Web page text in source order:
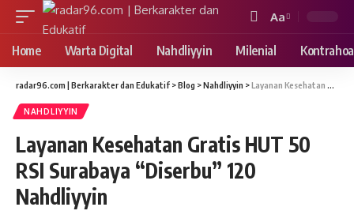
Font
Resizer
Aa
Home Warta Digital Nahdliyyin Milenial
radar96.com | Berkarakter dan Edukatif >Blog >Nahdliyyin >Layanan Kesehatan Gratis HUT 50 RSI Surabaya “Diserbu” 120 Nahdliyyin
NAHDLIYYIN
Layanan Kesehatan Gratis HUT 50
RSI Surabaya “Diserbu” 120
Nahdliyyin